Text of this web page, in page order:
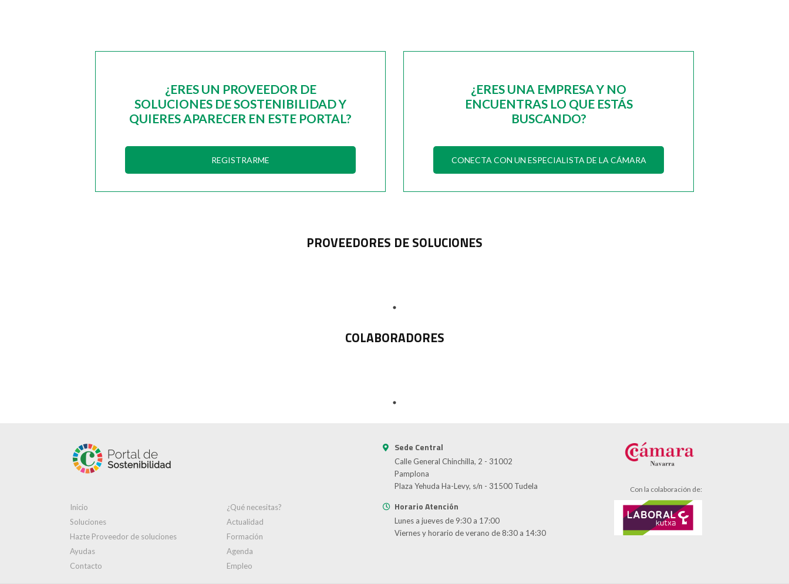
¿ERES UN PROVEEDOR DE
SOLUCIONES DE SOSTENIBILIDAD Y
QUIERES APARECER EN ESTE PORTAL?
REGISTRARME
¿ERES UNA EMPRESA Y NO
ENCUENTRAS LO QUE ESTÁS
BUSCANDO?
CONECTA CON UN ESPECIALISTA DE LA CÁMARA
PROVEEDORES DE SOLUCIONES
COLABORADORES
Inicio
¿Qué necesitas?
Soluciones
Actualidad
Hazte Proveedor de soluciones
Formación
Ayudas
Agenda
Contacto
Empleo
Sede Central
Calle General Chinchilla, 2 - 31002
Pamplona
Plaza Yehuda Ha-Levy, s/n - 31500 Tudela
Horario Atención
Lunes a jueves de 9:30 a 17:00
Viernes y horario de verano de 8:30 a 14:30
Con la colaboración de: